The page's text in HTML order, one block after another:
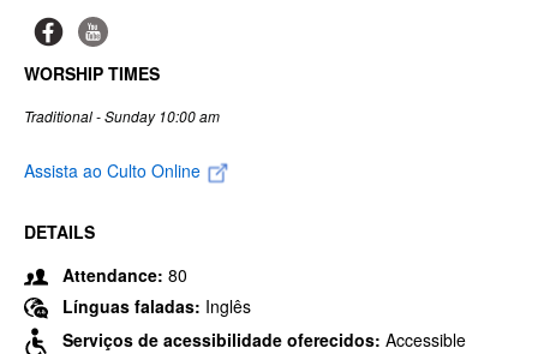
WORSHIP TIMES
Traditional - Sunday 10:00 am
Assista ao Culto Online
DETAILS
Attendance: 80
Línguas faladas: Inglês
Serviços de acessibilidade oferecidos: Accessible